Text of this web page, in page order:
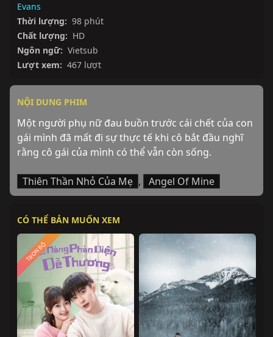
Evans
Thời lượng: 98 phút
Chất lượng: HD
Ngôn ngữ: Vietsub
Lượt xem: 467 lượt
NỘI DUNG PHIM
Một người phụ nữ đau buồn trước cái chết của con
gái mình đã mất đi sự thực tế khi cô bắt đầu nghĩ
rằng cô gái của mình có thể vẫn còn sống.
Thiên Thần Nhỏ Của Mẹ , Angel Of Mine
CÓ THỂ BẢN MUỐN XEM
TRỌN BỘ